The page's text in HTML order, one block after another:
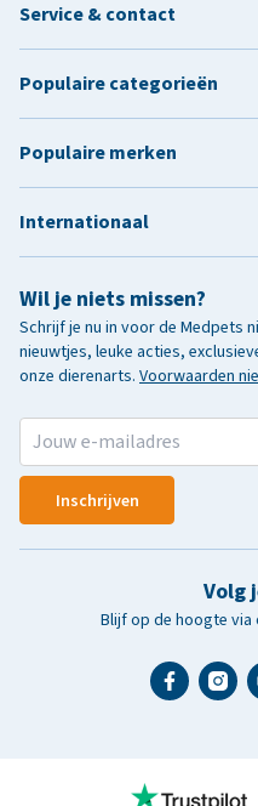
Wil je niets missen?
Schrijf je nu in voor de Medpets
nieuwtjes, leuke acties,
onze dierenarts. Voorwaarden
Inschrijven
Volg
Blijf op de hoogte via
Service & contact
Populaire categorieën
Populaire merken
Internationaal